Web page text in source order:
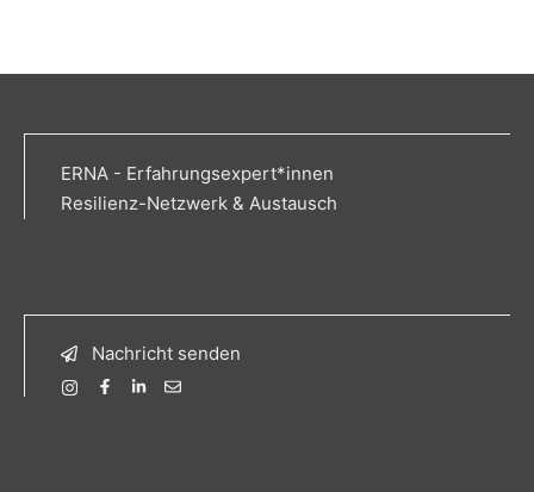
ERNA - Erfahrungsexpert*innen
Resilienz-Netzwerk & Austausch
Nachricht senden